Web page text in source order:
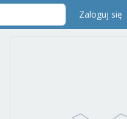
Zaloguj się